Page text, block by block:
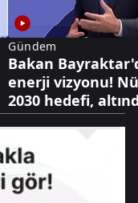
Gündem
Bakan
enerji vizyonu!
2030 hedefi,
dolarlık hazine